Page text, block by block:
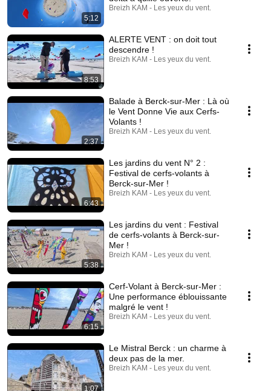
5:12
Breizh KAM - Les yeux du vent.
8:53
ALERTE VENT : on doit tout
descendre !
Breizh KAM - Les yeux du vent.
2:37
Balade à Berck-sur-Mer : Là où
le Vent Donne Vie aux Cerfs-
Volants !
Breizh KAM - Les yeux du vent.
6:43
Les jardins du vent N° 2 :
Festival de cerfs-volants à
Berck-sur-Mer !
Breizh KAM - Les yeux du vent.
5:38
Les jardins du vent : Festival
de cerfs-volants à Berck-sur-
Mer !
Breizh KAM - Les yeux du vent.
6:15
Cerf-Volant à Berck-sur-Mer :
Une performance éblouissante
malgré le vent !
Breizh KAM - Les yeux du vent.
1:07
Le Mistral Berck : un charme à
deux pas de la mer.
Breizh KAM - Les yeux du vent.